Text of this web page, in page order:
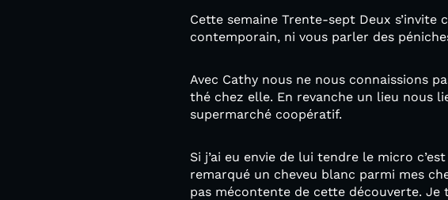
Cette semaine Trente-sept Deux s’invite
contemporain, ni vous parler des
Avec Cathy nous ne nous connaissions
thé chez elle. En revanche un lieu nous
supermarché coopératif.
Si j’ai eu envie de lui tendre le micro
remarqué un cheveu blanc parmi mes
pas mécontente de cette découverte. Je